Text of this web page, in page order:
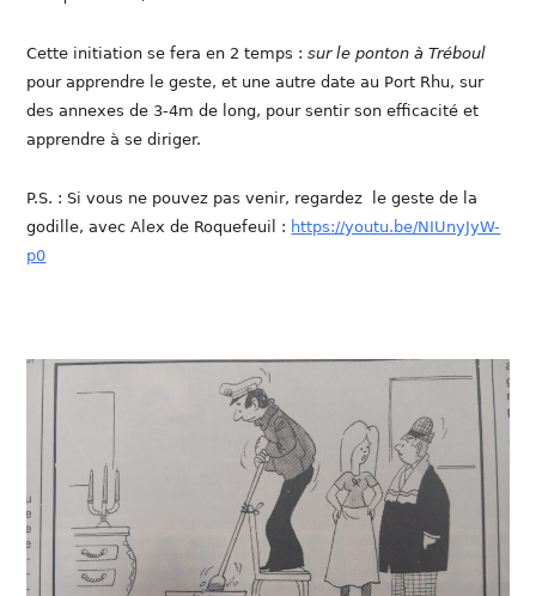
Cette initiation se fera en 2 temps :sur le ponton à Tréboul
pour apprendre le geste, et une autre date au Port Rhu, sur
des annexes de 3-4m de long, pour sentir son efficacité et
apprendre à se diriger.
P.S. : Si vous ne pouvez pas venir, regardez le geste de la
godille, avec Alex de Roquefeuil : https://youtu.be/NIUnyJyW-
p0